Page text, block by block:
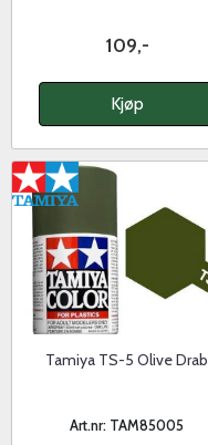
109,-
Kjøp
Tamiya TS-5 Olive Drab
Art.nr: TAM85005